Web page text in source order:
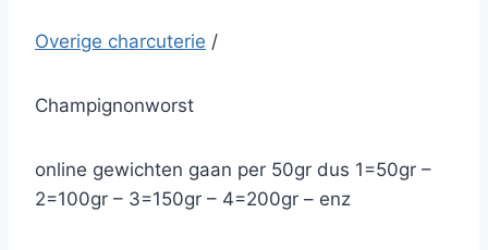
Overige charcuterie /
Champignonworst
online gewichten gaan per 50gr dus 1=50gr –
2=100gr – 3=150gr – 4=200gr – enz